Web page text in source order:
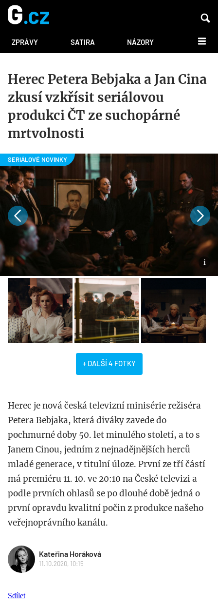
ZPRÁVY SATIRA NÁZORY DALŠÍ
Herec Petera Bebjaka a Jan Cina
zkusí vzkřísit seriálovou
produkci ČT ze suchopárné
mrtvolnosti
+ DALŠÍ 4 FOTKY
Herec je nová česká televizní minisérie režiséra
Petera Bebjaka, která diváky zavede do
pochmurné doby 50. let minulého století, a to s
Janem Cinou, jedním z nejnadějnějších herců
mladé generace, v titulní úloze. První ze tří částí
má premiéru 11. 10. ve 20:10 na České televizi a
podle prvních ohlasů se po dlouhé době jedná o
první opravdu kvalitní počin z produkce našeho
veřejnoprávního kanálu.
Kateřina Horáková
11.10.2020, 10:15
Sdílet